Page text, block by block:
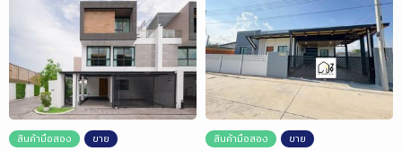
สินค้ามือสอง ขาย สินค้ามือสอง ขาย